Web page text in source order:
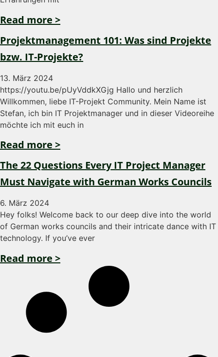
Read more >
Projektmanagement 101: Was sind Projekte
bzw. IT-Projekte?
13. März 2024
https://youtu.be/pUyVddkXGjg Hallo und herzlich
Willkommen, liebe IT-Projekt Community. Mein Name ist
Stefan, ich bin IT Projektmanager und in dieser Videoreihe
möchte ich mit euch in
Read more >
The 22 Questions Every IT Project Manager
Must Navigate with German Works Councils
6. März 2024
Hey folks! Welcome back to our deep dive into the world
of German works councils and their intricate dance with IT
technology. If you’ve ever
Read more >